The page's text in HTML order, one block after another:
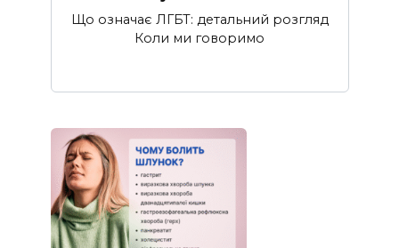
Що означає ЛГБТ: детальний розгляд
Коли ми говоримо